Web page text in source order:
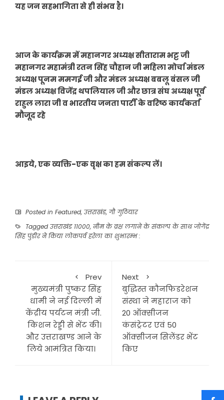
यह जन सहभागिता से ही संभव है।
आज के कार्यक्रम में महानगर अध्यक्ष सीताराम भट्ट जी
महानगर महामंत्री रतन सिंह चौहान जी महिला मोर्चा मंडल
अध्यक्ष पूनम ममगई जी और मंडल अध्यक्ष बबलू बंसल जी
मंडल अध्यक्ष विजेंद्र थपलियाल जी और छात्र संघ अध्यक्ष पूर्व
राहुल लारा जी व भारतीय जनता पार्टी के वरिष्ठ कार्यकर्ता
मौजूद रहे
आइये, एक व्यक्ति-एक वृक्ष का हम संकल्प लें।
Posted in Featured, उत्तराखंड, गौ गुठियार
Tagged उत्तराखंड 11000, नीम के व्रक्ष लगाने के संकल्प के साथ जोगेंद्र
सिंह पुंडीर ने किया लोकपर्व हरेला का शुभारम्भ :
Prev
मुख्यमंत्री पुष्कर सिंह
धामी ने नई दिल्ली में
केंद्रीय पर्यटन मंत्री जी.
किशन रेड्डी से भेंट की।
और उत्तराखण्ड आने के
लिये आमंत्रित किया।
Next
बुद्धिस्त कौनफिडरेशन
संस्था ने महाराज को
20 ऑक्सीजन
कंसंट्रेटर एवं 50
ऑक्सीजन सिलेंडर भेंट
किए